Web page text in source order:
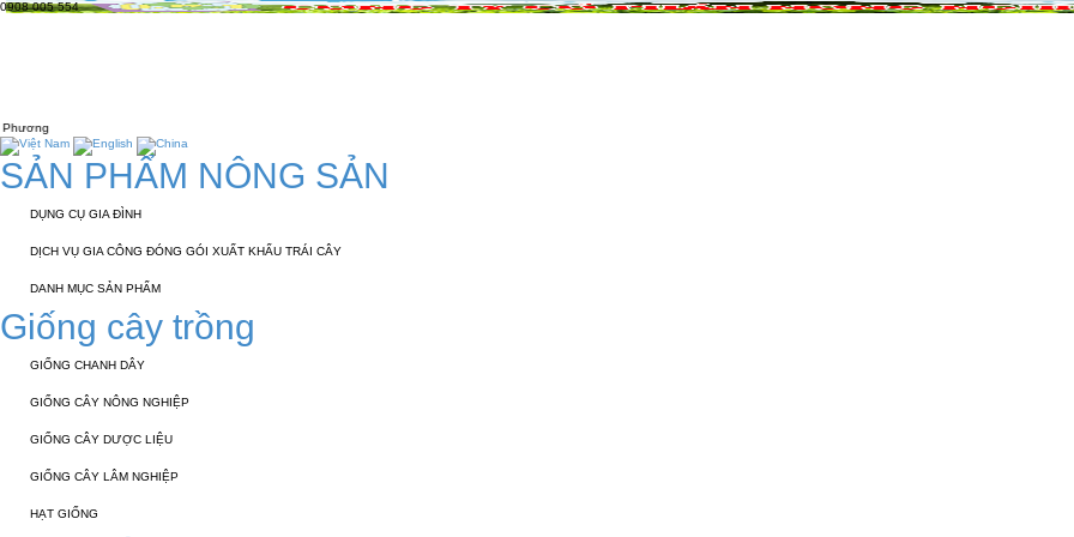
0908 005 554
SẢN PHẨM NÔNG SẢN
DỤNG CỤ GIA ĐÌNH
DỊCH VỤ GIA CÔNG ĐÓNG GÓI XUẤT KHẨU TRÁI CÂY
DANH MỤC SẢN PHẨM
Giống cây trồng
GIỐNG CHANH DÂY
GIỐNG CÂY NÔNG NGHIỆP
GIỐNG CÂY DƯỢC LIỆU
GIỐNG CÂY LÂM NGHIỆP
HẠT GIỐNG